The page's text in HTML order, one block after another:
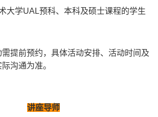
大学UAL预科、本科及硕士课程的学生
提前预约，具体活动安排、活动时间及
沟通为准。
讲座导师